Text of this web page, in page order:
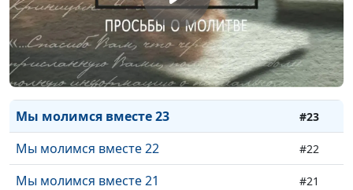
Мы молимся вместе 26
Мы молимся вместе 25 #25
Мы молимся вместе 24 #24
Мы молимся вместе 23 #23
Мы молимся вместе 22 #22
Мы молимся вместе 21 #21